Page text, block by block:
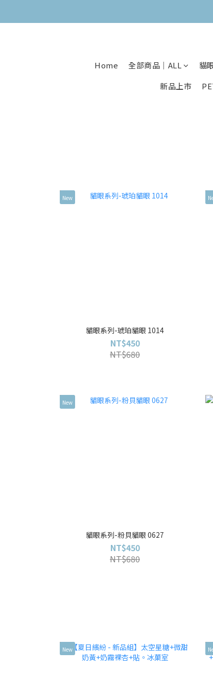
Home 全部商品｜ALL 貓
新品上市
New
貓眼系列-琥珀貓眼 1014
NT$450
NT$680
New
貓眼系列-粉貝貓眼 0627
NT$450
NT$680
New